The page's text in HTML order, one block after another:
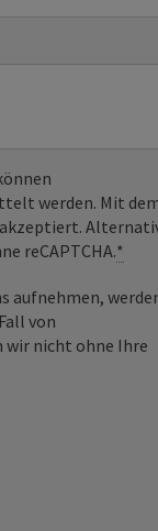
werden. Mit
akzeptiert.
reCAPTCHA.*
aufnehmen,
von
wir nicht ohne Ihre